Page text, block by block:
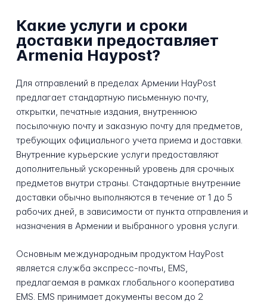
Какие услуги и сроки
доставки предоставляет
Armenia Haypost?
Для отправлений в пределах Армении HayPost
предлагает стандартную письменную почту,
открытки, печатные издания, внутреннюю
посылочную почту и заказную почту для предметов,
требующих официального учета приема и доставки.
Внутренние курьерские услуги предоставляют
дополнительный ускоренный уровень для срочных
предметов внутри страны. Стандартные внутренние
доставки обычно выполняются в течение от 1 до 5
рабочих дней, в зависимости от пункта отправления и
назначения в Армении и выбранного уровня услуги.
Основным международным продуктом HayPost
является служба экспресс-почты, EMS,
предлагаемая в рамках глобального кооператива
EMS. EMS принимает документы весом до 2